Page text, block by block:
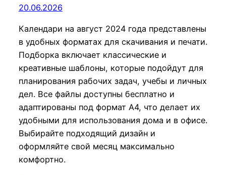
20.06.2026
Календари на август 2024 года представлены
в удобных форматах для скачивания и печати.
Подборка включает классические и
креативные шаблоны, которые подойдут для
планирования рабочих задач, учебы и личных
дел. Все файлы доступны бесплатно и
адаптированы под формат A4, что делает их
удобными для использования дома и в офисе.
Выбирайте подходящий дизайн и
оформляйте свой месяц максимально
комфортно.